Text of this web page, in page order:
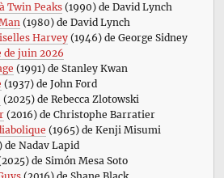
Twin Peaks(1990) de David Lynch
(1980) de David Lynch
Harvey(1946) de George Sidney
de juin 2026
(1991) de Stanley Kwan
(1937) de John Ford
(2025) de Rebecca Zlotowski
(2016) de Christophe Barratier
(1965) de Kenji Misumi
de Nadav Lapid
de Simón Mesa Soto